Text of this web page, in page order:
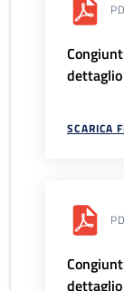
SCARICA